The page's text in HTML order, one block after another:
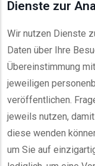
Dienste zur
Wir nutzen Dienste
Daten über Ihre
Übereinstimmung
jeweiligen
veröffentlichen.
jeweils nutzen,
diese wenden
um Sie auf